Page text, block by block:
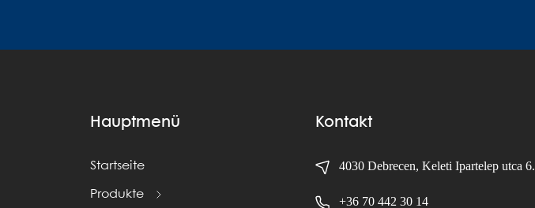
Hauptmenü
Startseite
Produkte
Kontakt
4030 Debrecen, Keleti Ipartelep utca 6.
+36 70 442 30 14